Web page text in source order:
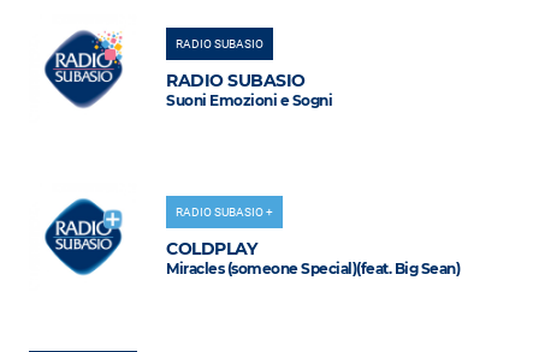
RADIO SUBASIO
RADIO SUBASIO
Suoni Emozioni e Sogni
RADIO SUBASIO +
COLDPLAY
Miracles (someone Special)(feat. Big Sean)